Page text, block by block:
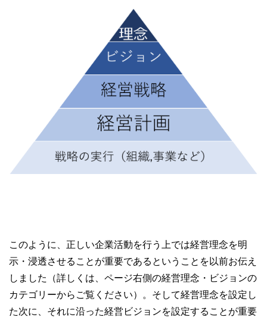
このように、正しい企業活動を行う上では経営理念を明
示・浸透させることが重要であるということを以前お伝え
しました（詳しくは、ページ右側の経営理念・ビジョンの
カテゴリーからご覧ください）。そして経営理念を設定し
た次に、それに沿った経営ビジョンを設定することが重要